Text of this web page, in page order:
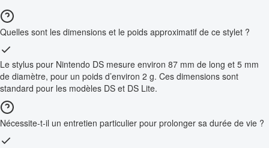
Quelles sont les dimensions et le poids approximatif de ce stylet ?
Le stylus pour Nintendo DS mesure environ 87 mm de long et 5 mm
de diamètre, pour un poids d’environ 2 g. Ces dimensions sont
standard pour les modèles DS et DS Lite.
Nécessite-t-il un entretien particulier pour prolonger sa durée de vie ?